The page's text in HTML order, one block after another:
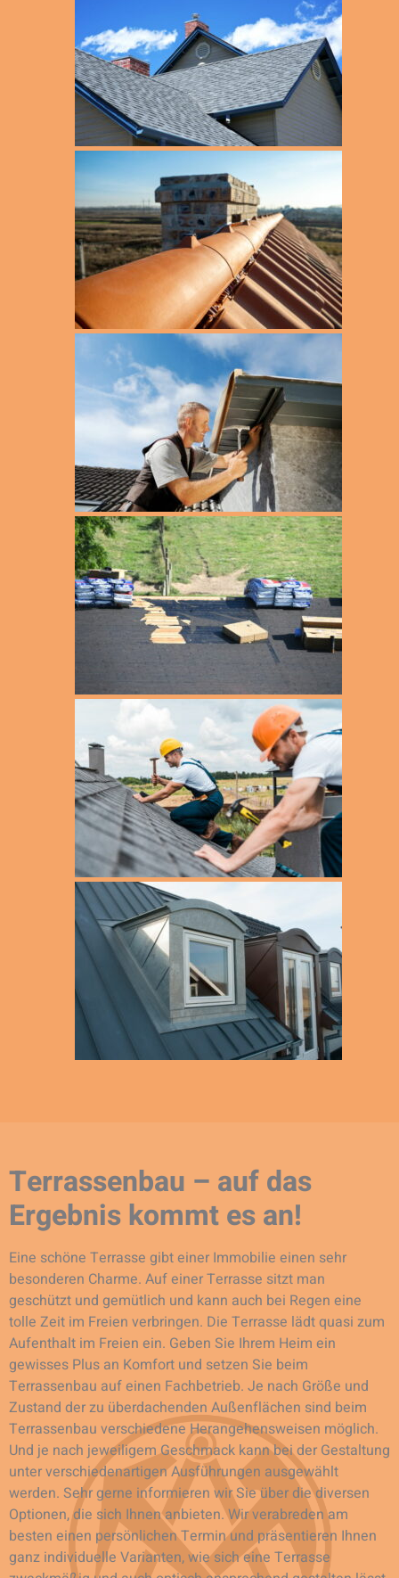
Terrassenbau – auf das
Ergebnis kommt es an!
Eine schöne Terrasse gibt einer Immobilie einen sehr
besonderen Charme. Auf einer Terrasse sitzt man
geschützt und gemütlich und kann auch bei Regen eine
tolle Zeit im Freien verbringen. Die Terrasse lädt quasi zum
Aufenthalt im Freien ein. Geben Sie Ihrem Heim ein
gewisses Plus an Komfort und setzen Sie beim
Terrassenbau auf einen Fachbetrieb. Je nach Größe und
Zustand der zu überdachenden Außenflächen sind beim
Terrassenbau verschiedene Herangehensweisen möglich.
Und je nach jeweiligem Geschmack kann bei der Gestaltung
unter verschiedenartigen Ausführungen ausgewählt
werden. Sehr gerne informieren wir Sie über die diversen
Optionen, die sich Ihnen anbieten. Wir verabreden am
besten einen persönlichen Termin und präsentieren Ihnen
ganz individuelle Varianten, wie sich eine Terrasse